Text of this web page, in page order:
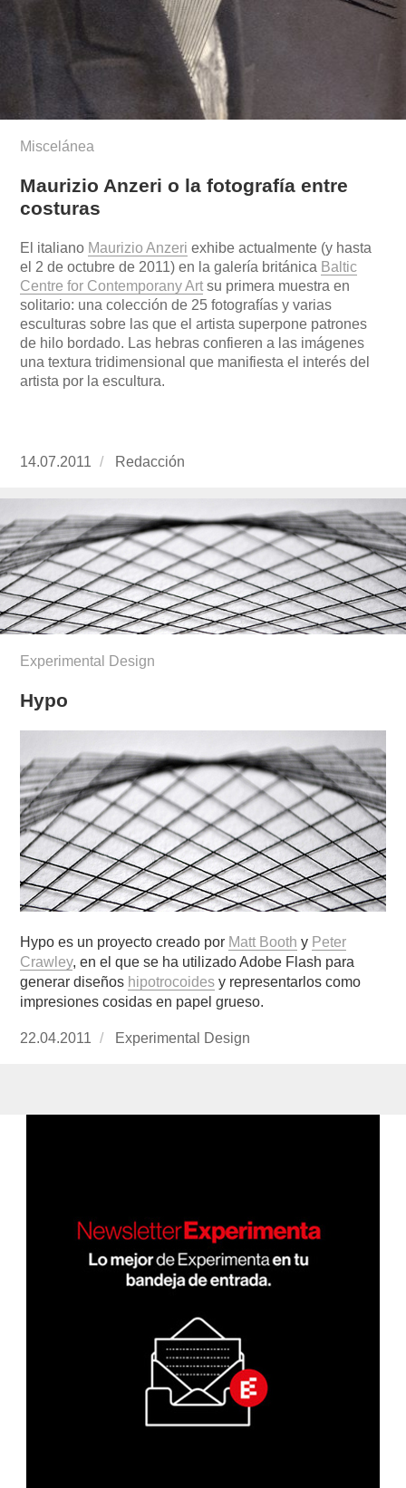
Miscelánea
Maurizio Anzeri o la fotografía entre
costuras
El italiano Maurizio Anzeri exhibe actualmente (y hasta
el 2 de octubre de 2011) en la galería británica Baltic
Centre for Contemporany Art su primera muestra en
solitario: una colección de 25 fotografías y varias
esculturas sobre las que el artista superpone patrones
de hilo bordado. Las hebras confieren a las imágenes
una textura tridimensional que manifiesta el interés del
artista por la escultura.
Publicado
14.07.2011 https://www.experimenta.es/author/redaccion/
Redacción
Experimental Design
Hypo
Hypo es un proyecto creado por Matt Booth y Peter
Crawley, en el que se ha utilizado Adobe Flash para
generar diseños hipotrocoides y representarlos como
impresiones cosidas en papel grueso.
Publicado
22.04.2011 https://www.experimenta.es/author/
Experimental Design